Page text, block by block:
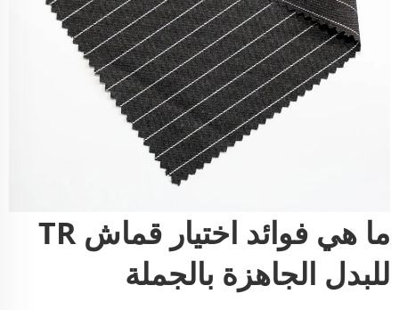
ما هي فوائد اختيار قماش TR
للبدل الجاهزة بالجملة